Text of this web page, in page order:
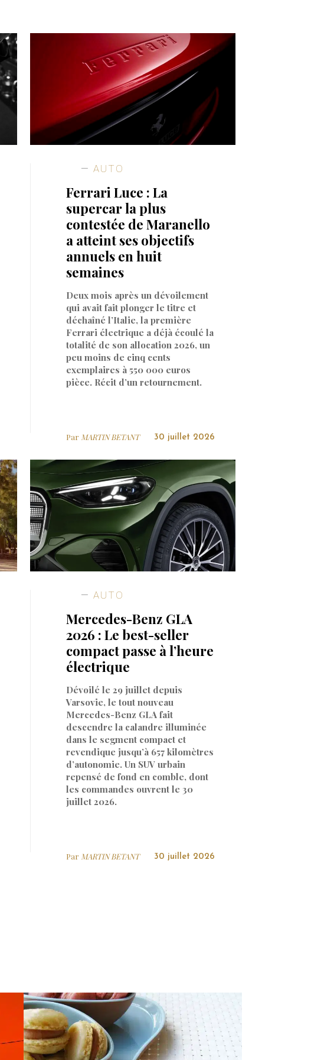
AUTO
Ferrari Luce : La
supercar la plus
contestée de Maranello
a atteint ses objectifs
annuels en huit
semaines
Deux mois après un dévoilement
qui avait fait plonger le titre et
déchaîné l’Italie, la première
Ferrari électrique a déjà écoulé la
totalité de son allocation 2026, un
peu moins de cinq cents
exemplaires à 550 000 euros
pièce. Récit d’un retournement.
Par MARTIN BETANT 30 juillet 2026
AUTO
Mercedes-Benz GLA
2026 : Le best-seller
compact passe à l’heure
électrique
Dévoilé le 29 juillet depuis
Varsovie, le tout nouveau
Mercedes-Benz GLA fait
descendre la calandre illuminée
dans le segment compact et
revendique jusqu’à 657 kilomètres
d’autonomie. Un SUV urbain
repensé de fond en comble, dont
les commandes ouvrent le 30
juillet 2026.
Par MARTIN BETANT 30 juillet 2026